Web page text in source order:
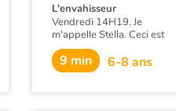
L'envahisseur
Vendredi 14H19. Je
m'appelle Stella. Ceci est
peut-être mon dernier
message. Nous ne sommes
plus que deux dans la station
9 min 6-8 ans